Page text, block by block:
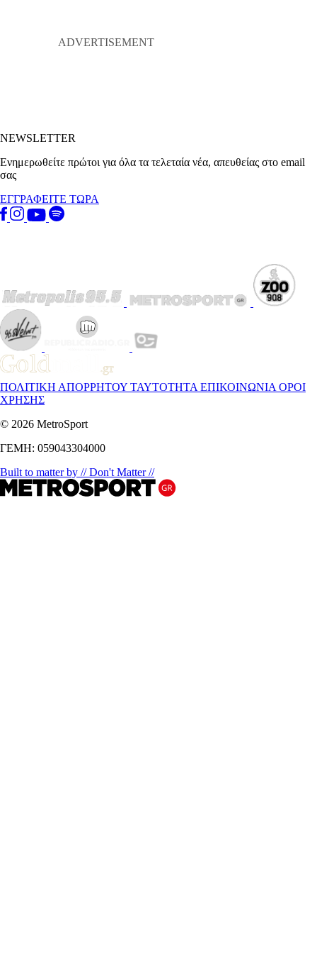
NEWSLETTER
Ενημερωθείτε πρώτοι για όλα τα τελεταία νέα, απευθείας στο email
σας
ΕΓΓΡΑΦΕΙΤΕ ΤΩΡΑ
ΠΟΛΙΤΙΚΗ ΑΠΟΡΡΗΤΟΥ ΤΑΥΤΟΤΗΤΑ ΕΠΙΚΟΙΝΩΝΙΑ ΟΡΟΙ
ΧΡΗΣΗΣ
© 2026 MetroSport
ΓΕΜΗ: 059043304000
Built to matter by // Don't Matter //